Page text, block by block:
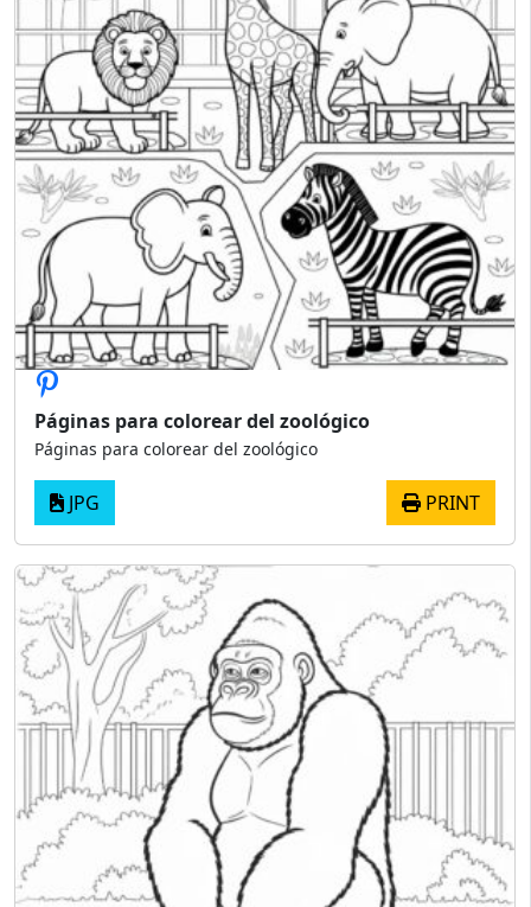
Páginas para colorear del zoológico
Páginas para colorear del zoológico
JPG PRINT